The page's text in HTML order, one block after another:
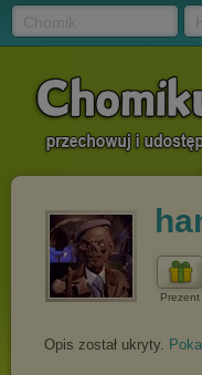
Prezent
Opis został ukryty.